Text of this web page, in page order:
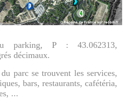
parking, P : 43.062313,
décimaux.
parc se trouvent les services,
bars, restaurants, cafétéria,
...